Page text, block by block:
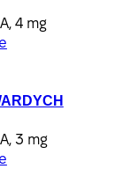
4 mg
3 mg